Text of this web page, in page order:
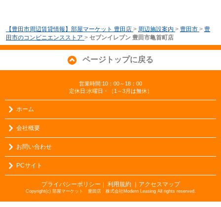
【豊田市周辺賃貸情報】部屋マーケット 豊田店 > 周辺施設案内 > 豊田市 > 豊
田市のコンビニエンスストア > セブンイレブン 豊田市亀首町店
ページトップに戻る
営業時間:10：00～18：00
定休日:水曜日・（1～3月は無休）
ホーム
会社概要
お問い合わせ
PCサイト
プライバシーポリシー ｜ 利用規約 ｜アクセスマップ
Copyright(c) 部屋マーケット 豊田店 株式会社Modern Leasing All rights reserved.